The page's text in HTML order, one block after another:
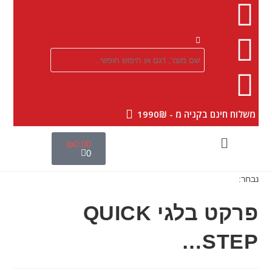
משלוח חינם בקניה מ - 1990₪
₪0.00
0
נבחר:
פרקט בלגי QUICK
STEP…